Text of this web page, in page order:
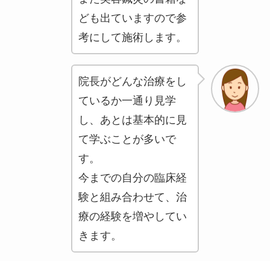
ども出ていますので参
考にして施術します。
院長がどんな治療をし
ているか一通り見学
し、あとは基本的に見
て学ぶことが多いで
す。
今までの自分の臨床経
験と組み合わせて、治
療の経験を増やしてい
きます。